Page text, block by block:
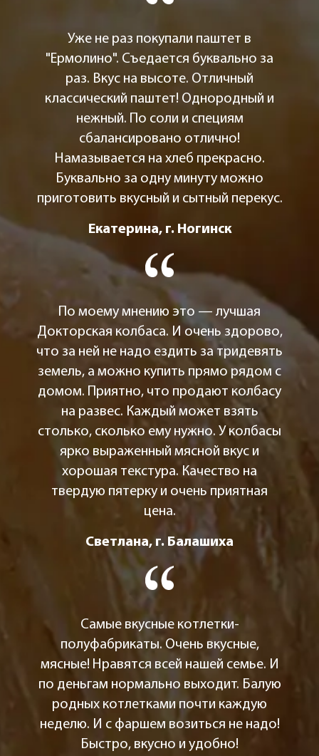
Уже не раз покупали паштет в
"Ермолино". Съедается буквально за
раз. Вкус на высоте. Отличный
классический паштет! Однородный и
нежный. По соли и специям
сбалансировано отлично!
Намазывается на хлеб прекрасно.
Буквально за одну минуту можно
приготовить вкусный и сытный перекус.
Екатерина, г. Ногинск
По моему мнению это — лучшая
Докторская колбаса. И очень здорово,
что за ней не надо ездить за тридевять
земель, а можно купить прямо рядом с
домом. Приятно, что продают колбасу
на развес. Каждый может взять
столько, сколько ему нужно. У колбасы
ярко выраженный мясной вкус и
хорошая текстура. Качество на
твердую пятерку и очень приятная
цена.
Светлана, г. Балашиха
Самые вкусные котлетки-
полуфабрикаты. Очень вкусные,
мясные! Нравятся всей нашей семье. И
по деньгам нормально выходит. Балую
родных котлетками почти каждую
неделю. И с фаршем возиться не надо!
Быстро, вкусно и удобно!